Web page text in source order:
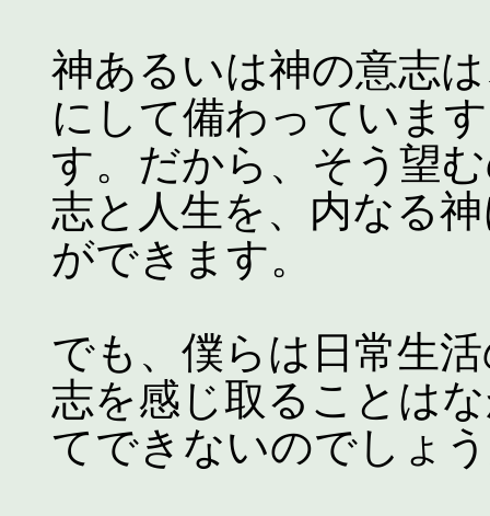
神あるいは神の意志
にして備わっていま
す。だから、そう望
志と人生を、内なる
ができます。
でも、僕らは日常生
志を感じ取ることは
てできないのでしょ